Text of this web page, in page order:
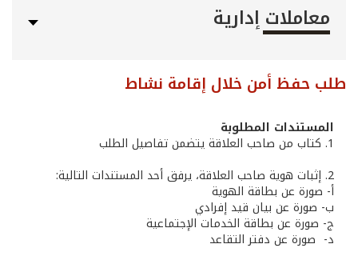
معاملات إدارية
طلب حفظ أمن خلال إقامة نشاط
المستندات المطلوبة
1. كتاب من صاحب العلاقة يتضمن تفاصيل الطلب
2. إثبات هوية صاحب العلاقة، يرفق أحد المستندات التالية:
أ- صورة عن بطاقة الهوية
ب‌- صورة عن بيان قيد إفرادي
ج- صورة عن بطاقة الخدمات الإجتماعية
‌د- صورة عن دفتر التقاعد